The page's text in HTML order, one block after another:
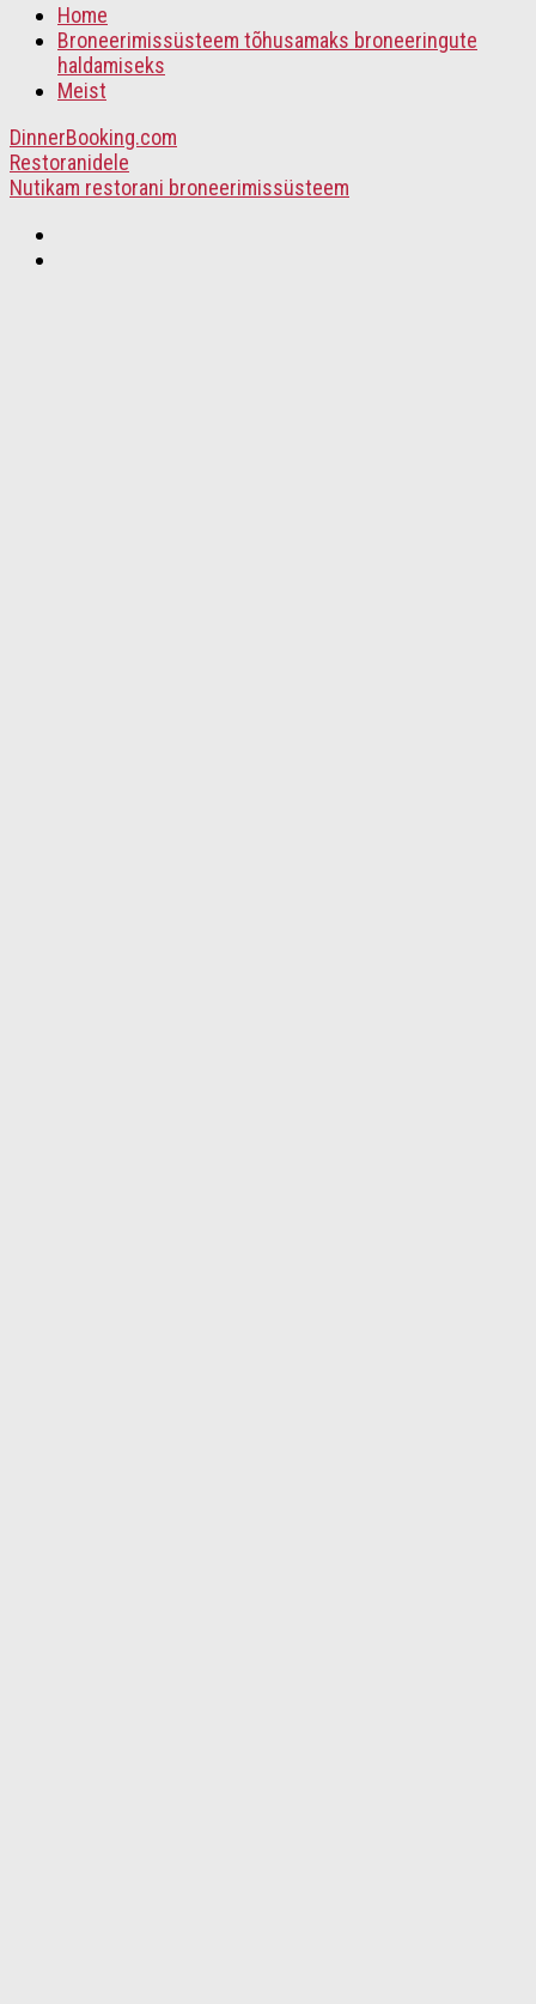
Home
Broneerimissüsteem tõhusamaks broneeringute
haldamiseks
Meist
DinnerBooking.com
Restoranidele
Nutikam restorani broneerimissüsteem